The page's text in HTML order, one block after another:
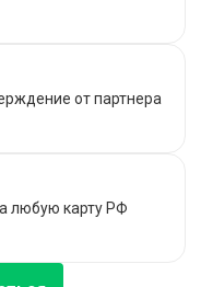
от партнера
любую карту РФ